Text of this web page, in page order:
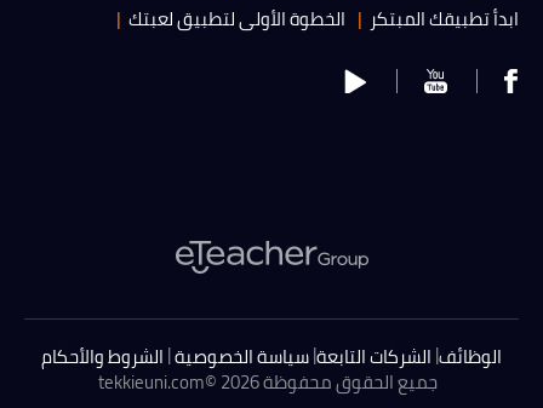
ابدأ تطبيقك المبتكر
الخطوة الأولى لتطبيق لعبتك
جميع الحقوق محفوظة 2026 © tekkieuni.com
الشروط والأحكام|سياسة الخصوصية|الشركات التابعة|الوظائف